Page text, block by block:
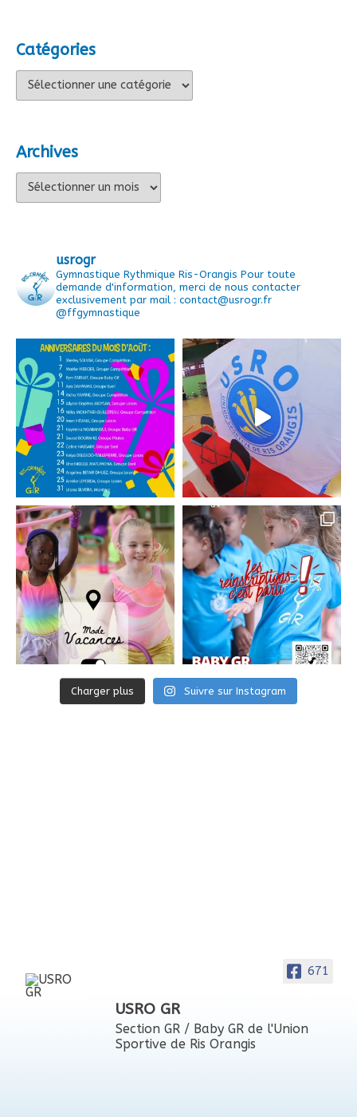
Catégories
Catégories
Archives
Archives
usrogr
Gymnastique Rythmique Ris-Orangis Pour toute
demande d'information, merci de nous contacter
exclusivement par mail : contact@usrogr.fr
@ffgymnastique
Charger plus Suivre sur Instagram
671
USRO GR
Section GR / Baby GR de l'Union
Sportive de Ris Orangis